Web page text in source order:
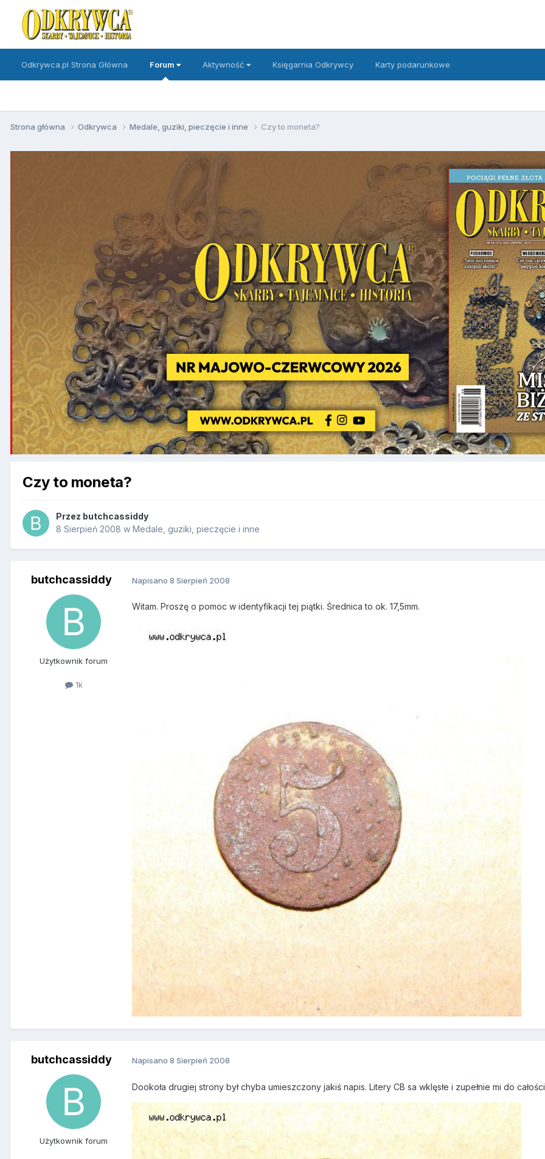
Odkrywca.pl Strona Główna Forum Aktywność Księgarnia Odkrywcy Karty podarunkowe
Strona główna Odkrywca Medale, guziki, pieczęcie i inne Czy to moneta?
Czy to moneta?
Przez butchcassiddy
8 Sierpień 2008 w Medale, guziki, pieczęcie i inne
butchcassiddy
Użytkownik forum
1k
Napisano 8 Sierpień 2008
Witam. Proszę o pomoc w identyfikacji tej piątki. Średnica to ok. 17,5mm.
butchcassiddy
Użytkownik forum
Napisano 8 Sierpień 2008
Dookoła drugiej strony był chyba umieszczony jakiś napis. Litery CB sa wklęsłe i zupełnie mi do